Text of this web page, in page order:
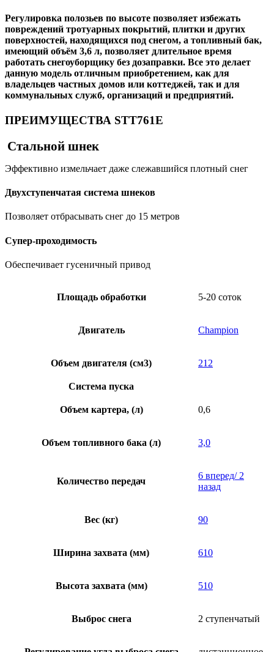
Регулировка полозьев по высоте позволяет избежать
повреждений тротуарных покрытий, плитки и других
поверхностей, находящихся под снегом, а топливный бак,
имеющий объём 3,6 л, позволяет длительное время
работать снегоуборщику без дозаправки. Все это делает
данную модель отличным приобретением, как для
владельцев частных домов или коттеджей, так и для
коммунальных служб, организаций и предприятий.
ПРЕИМУЩЕСТВА STT761E
Стальной шнек
Эффективно измельчает даже слежавшийся плотный снег
Двухступенчатая система шнеков
Позволяет отбрасывать снег до 15 метров
Супер-проходимость
Обеспечивает гусеничный привод
Площадь обработки 5-20 соток
Двигатель Champion
Объем двигателя (см3) 212
Система пуска
Объем картера, (л) 0,6
Объем топливного бака (л) 3,0
Количество передач
6 вперед/ 2
назад
Вес (кг) 90
Ширина захвата (мм) 610
Высота захвата (мм) 510
Выброс снега 2 ступенчатый